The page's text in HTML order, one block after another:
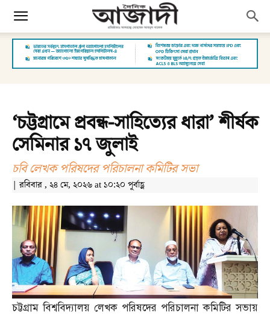
‘চট্টগ্রামে প্রবন্ধ-সাহিত্যের ধারা’ শীর্ষক
সেমিনার ১৭ জুলাই
চবি লেখক পরিষদের পরিচালনা কমিটির সভা
| রবিবার , ২৪ মে, ২০২৬ at ১০:২০ পূর্বাহ্ণ
চট্টগ্রাম বিশ্ববিদ্যালয় লেখক পরিষদের পরিচালনা কমিটির সভায়